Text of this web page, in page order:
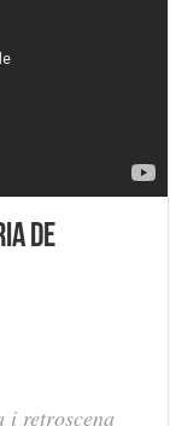
De
i retroscena